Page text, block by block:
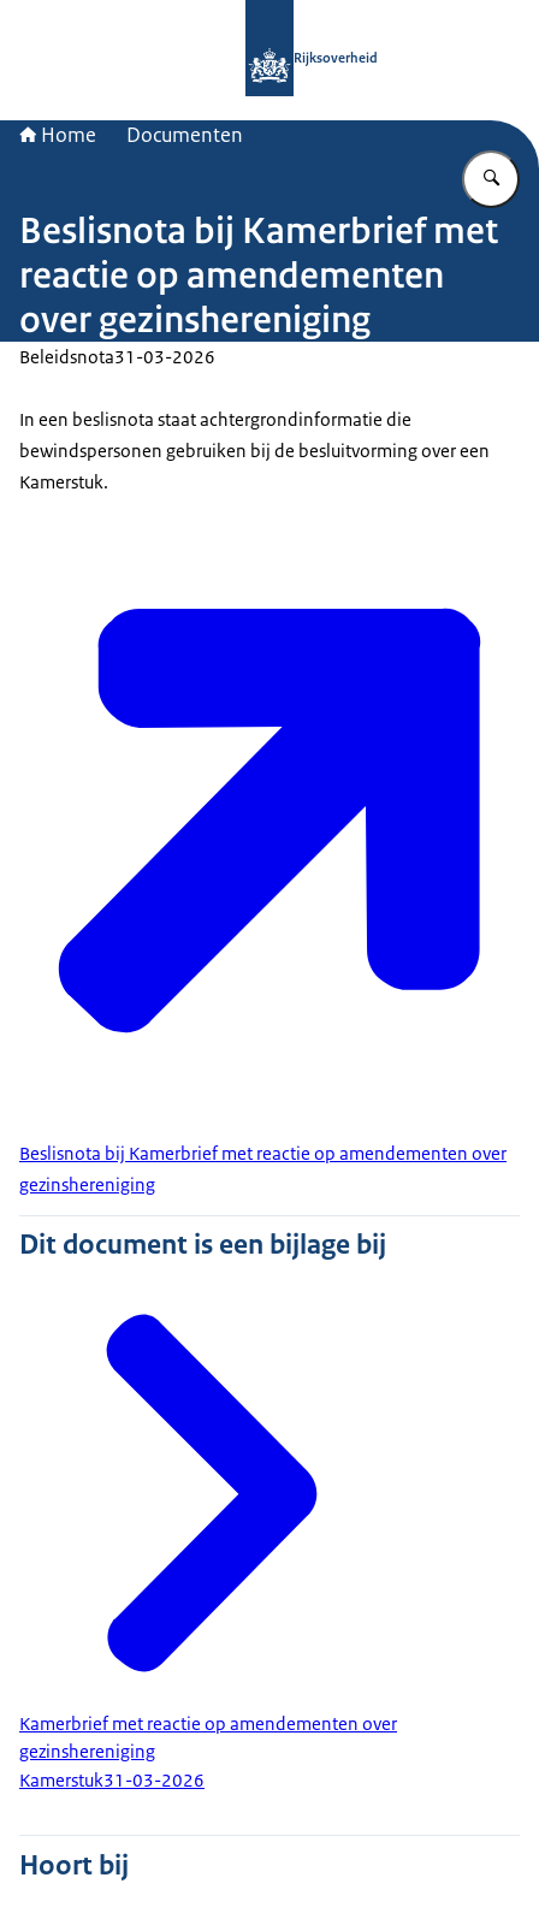
Rijksoverheid
Home Documenten
Beslisnota bij Kamerbrief met
reactie op amendementen
over gezinshereniging
Beleidsnota31-03-2026
In een beslisnota staat achtergrondinformatie die
bewindspersonen gebruiken bij de besluitvorming over een
Kamerstuk.
Beslisnota bij Kamerbrief met reactie op amendementen over
gezinshereniging
Dit document is een bijlage bij
Kamerbrief met reactie op amendementen over
gezinshereniging
Kamerstuk31-03-2026
Hoort bij